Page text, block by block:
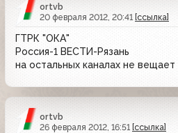
ortvb
20 февраля 2012, 20:41 [ссылка]
ГТРК "ОКА"
Россия-1 ВЕСТИ-Рязань
на остальных каналах не вещает
ortvb
26 февраля 2012, 16:51 [ссылка]